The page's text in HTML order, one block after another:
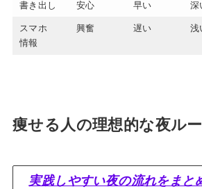
書き出し 安心 早い 深
スマホ
情報
興奮 遅い 浅
痩せる人の理想的な夜ル
実践しやすい夜の流れをまと